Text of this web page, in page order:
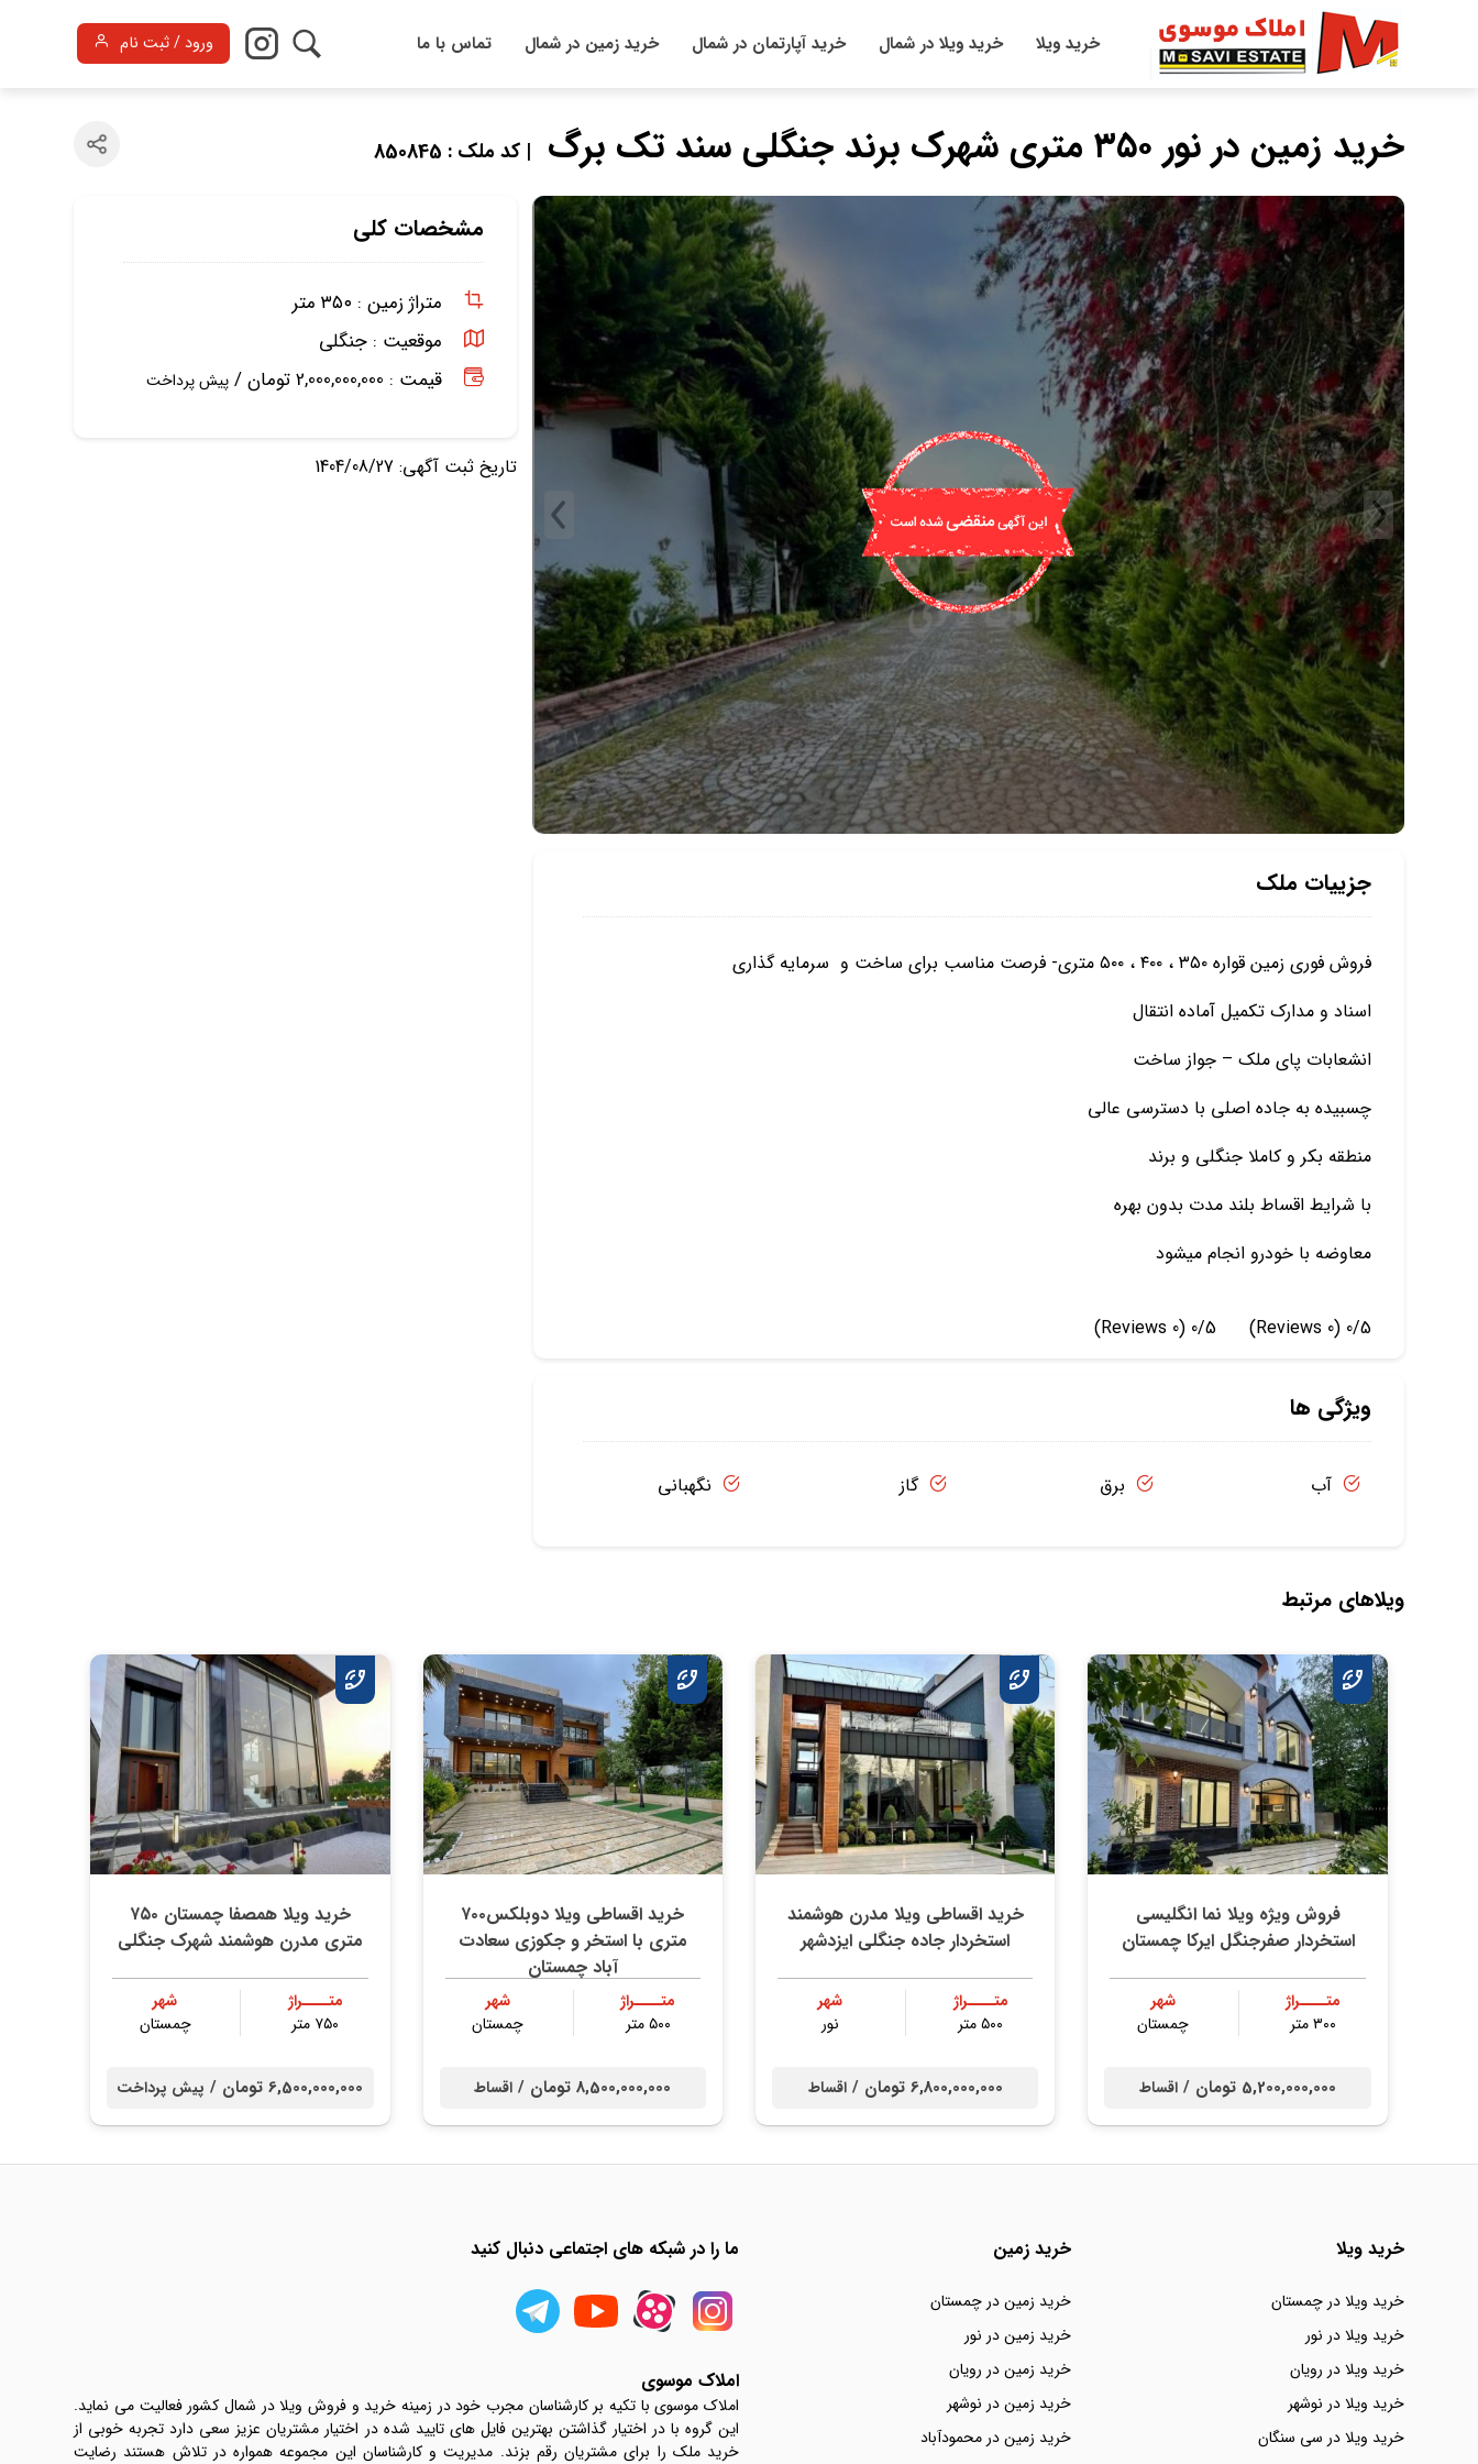
خرید ویلا خرید ویلا در شمال خرید آپارتمان در شمال خرید زمین در شمال تماس با ما ورود / ثبت نام
خرید زمین در نور ۳۵۰ متری شهرک برند جنگلی سند تک برگ | کد ملک : 850845
مشخصات کلی
متراژ زمین : ۳۵۰ متر
موقعیت : جنگلی
قیمت : 2,000,000,000 تومان /
پیش پرداخت
تاریخ ثبت آگهی: 1404/08/27
جزییات ملک
فروش فوری زمین قواره ۳۵۰ ، ۴۰۰ ، ۵۰۰ متری- فرصت مناسب برای ساخت و سرمایه گذاری
اسناد و مدارک تکمیل آماده انتقال
انشعابات پای ملک – جواز ساخت
چسبیده به جاده اصلی با دسترسی عالی
منطقه بکر و کاملا جنگلی و برند
با شرایط اقساط بلند مدت بدون بهره
معاوضه با خودرو انجام میشود
0/5
(0 Reviews)
0/5
(0 Reviews)
ویژگی ها
آب برق گاز نگهبانی
ویلاهای مرتبط
فروش ویژه ویلا نما انگلیسی
استخردار صفرجنگل ایرکا چمستان
متــــراژ
۳۰۰ متر
شهر
چمستان
5,200,000,000 تومان / اقساط
خرید اقساطی ویلا مدرن هوشمند
استخردار جاده جنگلی ایزدشهر
متــــراژ
۵۰۰ متر
شهر
نور
6,800,000,000 تومان / اقساط
خرید اقساطی ویلا دوبلکس۷۰۰
متری با استخر و جکوزی سعادت
آباد چمستان
متــــراژ
۵۰۰ متر
شهر
چمستان
8,500,000,000 تومان / اقساط
خرید ویلا همصفا چمستان ۷۵۰
متری مدرن هوشمند شهرک جنگلی
متــــراژ
۷۵۰ متر
شهر
چمستان
6,500,000,000 تومان / پیش پرداخت
خرید ویلا
خرید ویلا در چمستان
خرید ویلا در نور
خرید ویلا در رویان
خرید ویلا در نوشهر
خرید ویلا در سی سنگان
خرید زمین
خرید زمین در چمستان
خرید زمین در نور
خرید زمین در رویان
خرید زمین در نوشهر
خرید زمین در محمودآباد
ما را در شبکه های اجتماعی دنبال کنید
املاک موسوی
املاک موسوی با تکیه بر کارشناسان مجرب خود در زمینه خرید و فروش ویلا در شمال کشور فعالیت می نماید.
این گروه با در اختیار گذاشتن بهترین فایل های تایید شده در اختیار مشتریان عزیز سعی دارد تجربه خوبی از
خرید ملک را برای مشتریان رقم بزند. مدیریت و کارشناسان این مجموعه همواره در تلاش هستند رضایت